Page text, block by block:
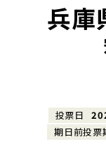
兵庫
投票日
期日前投票